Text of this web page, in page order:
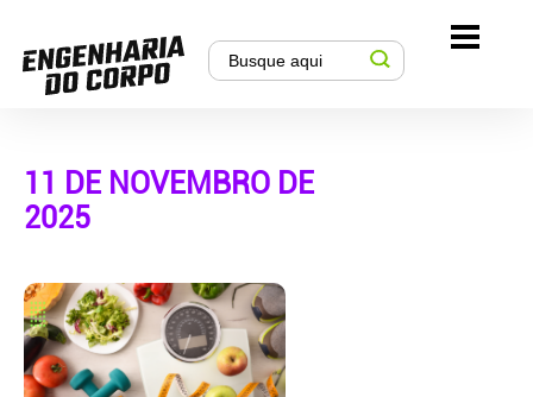
11 DE NOVEMBRO DE
2025